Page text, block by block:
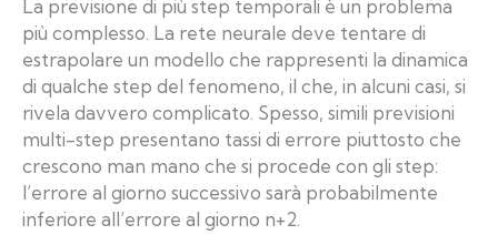
La previsione di più step temporali è un problema
più complesso. La rete neurale deve tentare di
estrapolare un modello che rappresenti la dinamica
di qualche step del fenomeno, il che, in alcuni casi, si
rivela davvero complicato. Spesso, simili previsioni
multi-step presentano tassi di errore piuttosto che
crescono man mano che si procede con gli step:
l’errore al giorno successivo sarà probabilmente
inferiore all’errore al giorno n+2.